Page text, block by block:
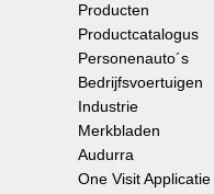
Producten
Productcatalogus
Personenauto´s
Bedrijfsvoertuigen
Industrie
Merkbladen
Audurra
One Visit Applicatie